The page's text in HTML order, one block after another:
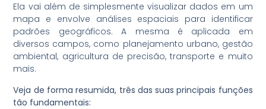
Ela vai além de simplesmente visualizar dados em um
mapa e envolve análises espaciais para identificar
padrões geográficos. A mesma é aplicada em
diversos campos, como planejamento urbano, gestão
ambiental, agricultura de precisão, transporte e muito
mais.
Veja de forma resumida, três das suas principais funções
tão fundamentais: